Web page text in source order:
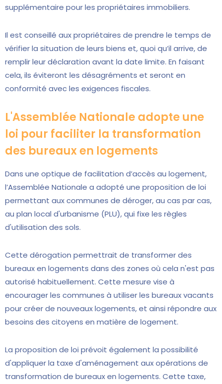
supplémentaire pour les propriétaires immobiliers.
Il est conseillé aux propriétaires de prendre le temps de
vérifier la situation de leurs biens et, quoi qu’il arrive, de
remplir leur déclaration avant la date limite. En faisant
cela, ils éviteront les désagréments et seront en
conformité avec les exigences fiscales.
L'Assemblée Nationale adopte une
loi pour faciliter la transformation
des bureaux en logements
Dans une optique de facilitation d’accès au logement,
l’Assemblée Nationale a adopté une proposition de loi
permettant aux communes de déroger, au cas par cas,
au plan local d'urbanisme (PLU), qui fixe les règles
d'utilisation des sols.
Cette dérogation permettrait de transformer des
bureaux en logements dans des zones où cela n'est pas
autorisé habituellement. Cette mesure vise à
encourager les communes à utiliser les bureaux vacants
pour créer de nouveaux logements, et ainsi répondre aux
besoins des citoyens en matière de logement.
La proposition de loi prévoit également la possibilité
d'appliquer la taxe d'aménagement aux opérations de
transformation de bureaux en logements. Cette taxe,